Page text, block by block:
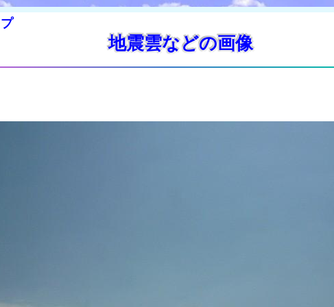
地震雲などの画像